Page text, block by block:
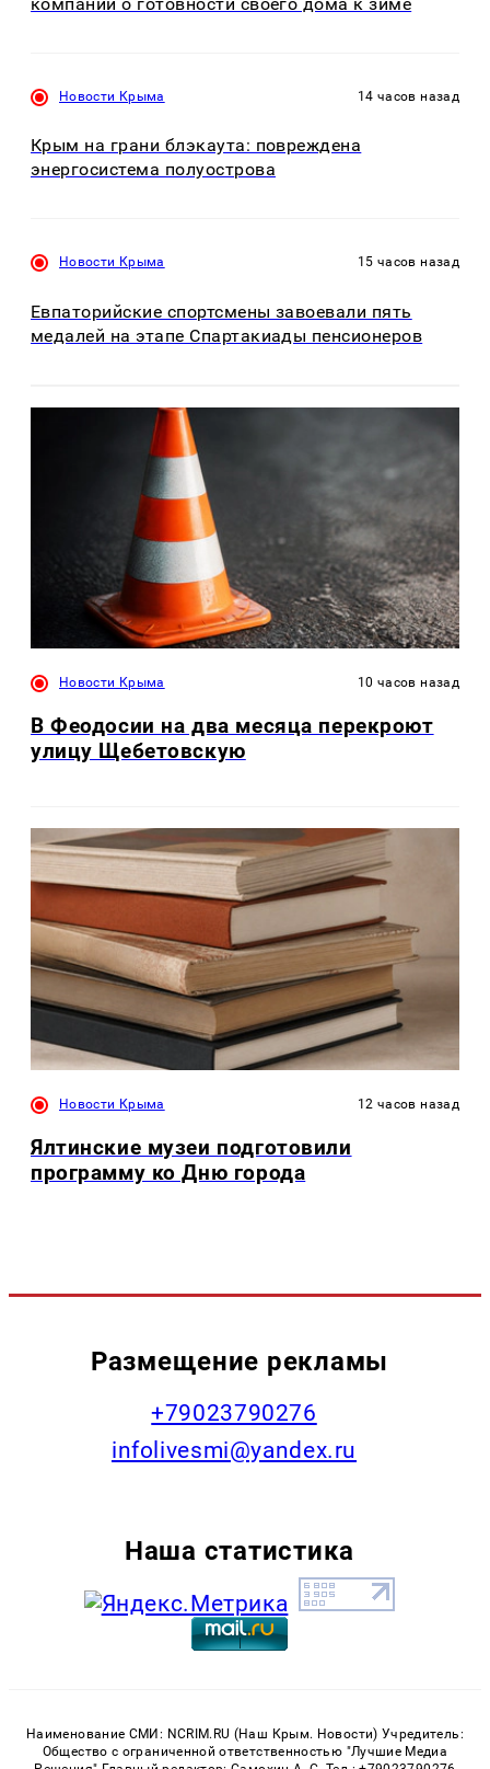
Новости Крыма 14 часов назад
Крым на грани блэкаута: повреждена
энергосистема полуострова
Новости Крыма 15 часов назад
Евпаторийские спортсмены завоевали пять
медалей на этапе Спартакиады пенсионеров
Новости Крыма 10 часов назад
В Феодосии на два месяца перекроют
улицу Щебетовскую
Новости Крыма 12 часов назад
Ялтинские музеи подготовили
программу ко Дню города
Размещение рекламы
+79023790276
infolivesmi@yandex.ru
Наша статистика
Наименование СМИ: NCRIM.RU (Наш Крым. Новости) Учредитель:
Общество с ограниченной ответственностью "Лучшие Медиа